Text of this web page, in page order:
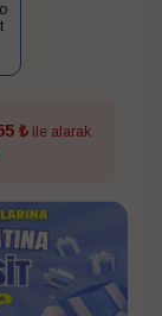
₺ile alarak